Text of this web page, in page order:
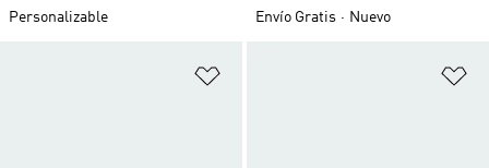
Personalizable
Envío Gratis
Nuevo